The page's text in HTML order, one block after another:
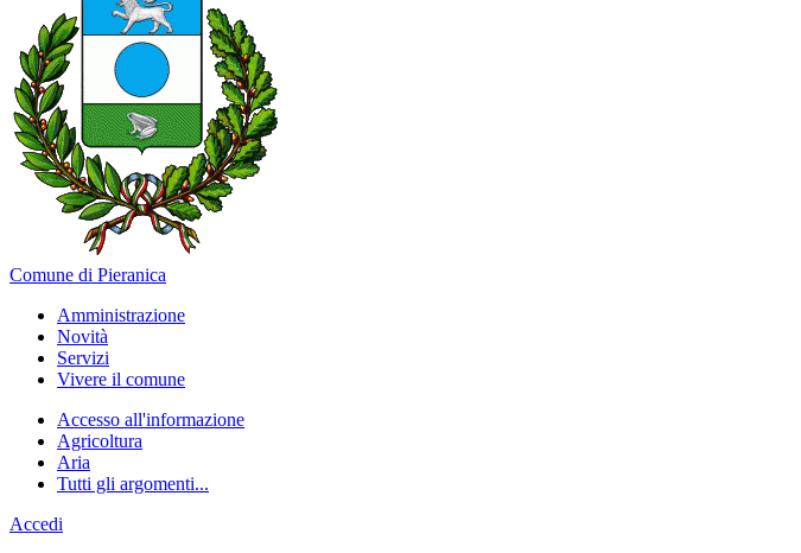
Comune di Pieranica
Amministrazione
Novità
Servizi
Vivere il comune
Accesso all'informazione
Agricoltura
Aria
Tutti gli argomenti...
Accedi